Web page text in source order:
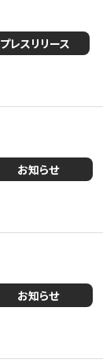
プレスリリース
お知らせ
お知らせ